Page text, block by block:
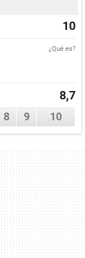
10
¿Qué es?
8,7
8 9 10